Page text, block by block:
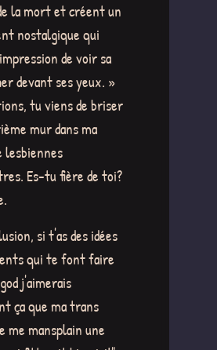
la mort et créent un
nostalgique qui
de voir sa
devant ses yeux. »
tu viens de briser
mur dans ma
lesbiennes
Es-tu fière de toi?
si t'as des idées
qui te font faire
j'aimerais
ça que ma trans
me mansplain une